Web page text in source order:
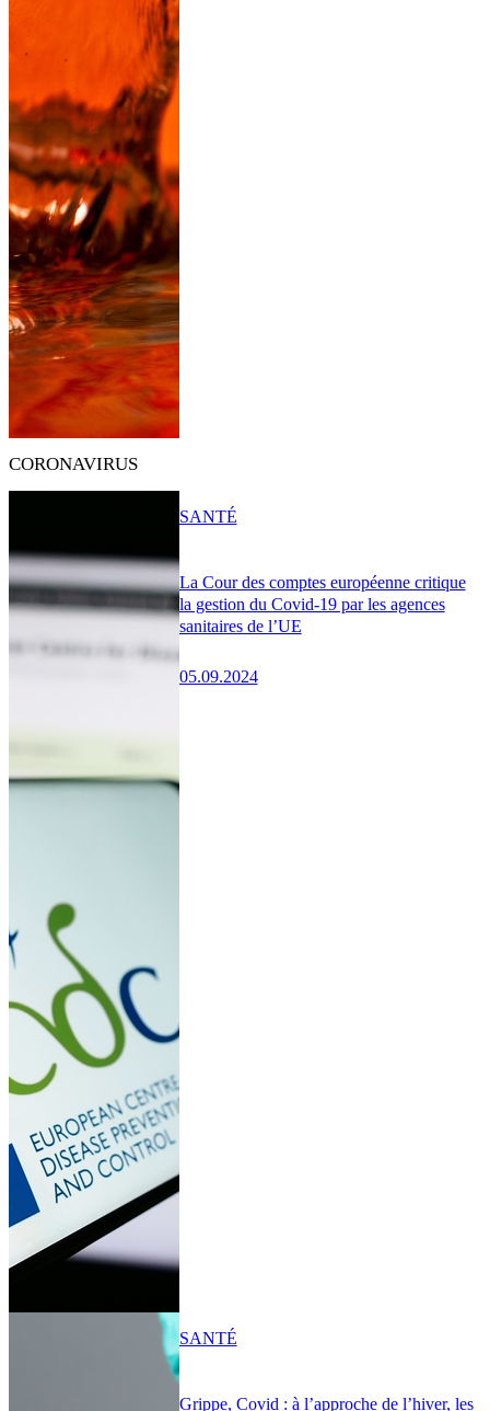
CORONAVIRUS
La Cour des comptes européenne critique
la gestion du Covid-19 par les agences
sanitaires de l’UE
05.09.2024
SANTÉ
Grippe, Covid : à l’approche de l’hiver, les
SANTÉ